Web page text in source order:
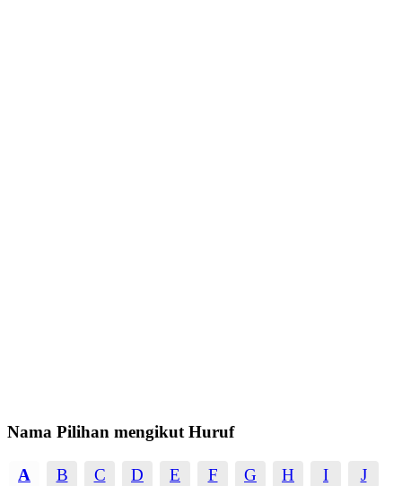
Nama Pilihan mengikut Huruf
A B C D E F G H I
J